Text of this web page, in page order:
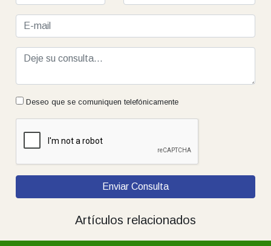
Deseo que se comuniquen telefónicamente
Enviar Consulta
Artículos relacionados